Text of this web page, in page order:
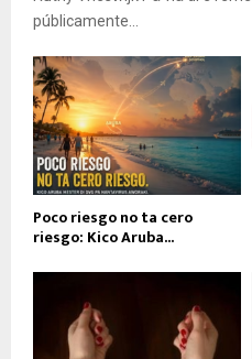
públicamente...
Poco riesgo no ta cero
riesgo: Kico Aruba...